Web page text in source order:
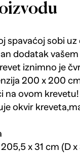
spavaćoj sobi uz
dodatak
iznimno je
200 x 200
na ovom krevetu!
okvir
x 31 cm (D x